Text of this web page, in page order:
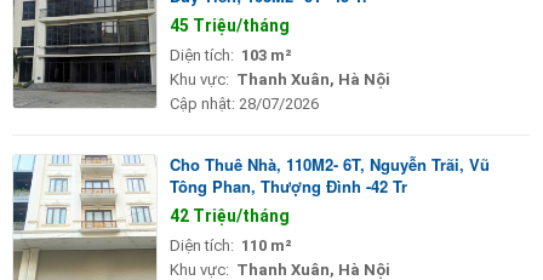
45 Triệu/tháng
Diện tích: 103 m²
Khu vực: Thanh Xuân, Hà Nội
Cập nhật: 28/07/2026
Cho Thuê Nhà, 110M2- 6T, Nguyễn Trãi, Vũ
Tông Phan, Thượng Đình -42 Tr
42 Triệu/tháng
Diện tích: 110 m²
Khu vực: Thanh Xuân, Hà Nội